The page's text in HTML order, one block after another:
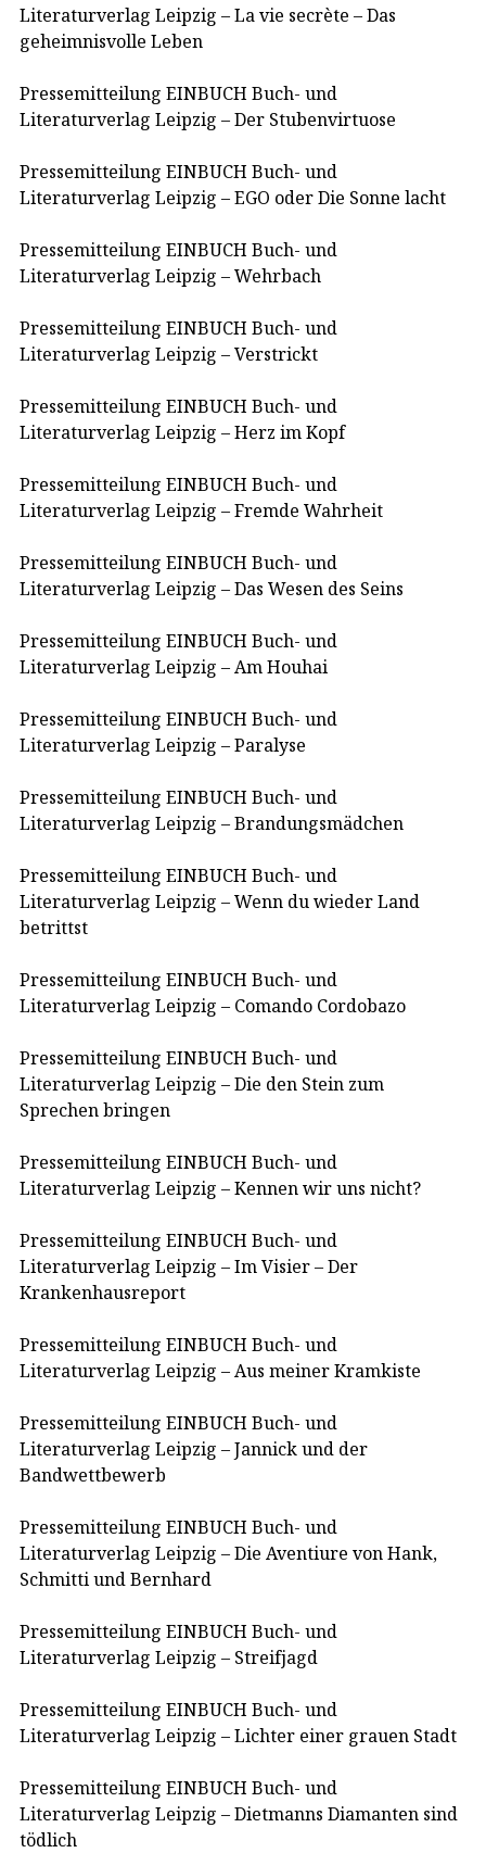
Literaturverlag Leipzig – La vie secrète – Das
geheimnisvolle Leben
Pressemitteilung EINBUCH Buch- und
Literaturverlag Leipzig – Der Stubenvirtuose
Pressemitteilung EINBUCH Buch- und
Literaturverlag Leipzig – EGO oder Die Sonne lacht
Pressemitteilung EINBUCH Buch- und
Literaturverlag Leipzig – Wehrbach
Pressemitteilung EINBUCH Buch- und
Literaturverlag Leipzig – Verstrickt
Pressemitteilung EINBUCH Buch- und
Literaturverlag Leipzig – Herz im Kopf
Pressemitteilung EINBUCH Buch- und
Literaturverlag Leipzig – Fremde Wahrheit
Pressemitteilung EINBUCH Buch- und
Literaturverlag Leipzig – Das Wesen des Seins
Pressemitteilung EINBUCH Buch- und
Literaturverlag Leipzig – Am Houhai
Pressemitteilung EINBUCH Buch- und
Literaturverlag Leipzig – Paralyse
Pressemitteilung EINBUCH Buch- und
Literaturverlag Leipzig – Brandungsmädchen
Pressemitteilung EINBUCH Buch- und
Literaturverlag Leipzig – Wenn du wieder Land
betrittst
Pressemitteilung EINBUCH Buch- und
Literaturverlag Leipzig – Comando Cordobazo
Pressemitteilung EINBUCH Buch- und
Literaturverlag Leipzig – Die den Stein zum
Sprechen bringen
Pressemitteilung EINBUCH Buch- und
Literaturverlag Leipzig – Kennen wir uns nicht?
Pressemitteilung EINBUCH Buch- und
Literaturverlag Leipzig – Im Visier – Der
Krankenhausreport
Pressemitteilung EINBUCH Buch- und
Literaturverlag Leipzig – Aus meiner Kramkiste
Pressemitteilung EINBUCH Buch- und
Literaturverlag Leipzig – Jannick und der
Bandwettbewerb
Pressemitteilung EINBUCH Buch- und
Literaturverlag Leipzig – Die Aventiure von Hank,
Schmitti und Bernhard
Pressemitteilung EINBUCH Buch- und
Literaturverlag Leipzig – Streifjagd
Pressemitteilung EINBUCH Buch- und
Literaturverlag Leipzig – Lichter einer grauen Stadt
Pressemitteilung EINBUCH Buch- und
Literaturverlag Leipzig – Dietmanns Diamanten sind
tödlich